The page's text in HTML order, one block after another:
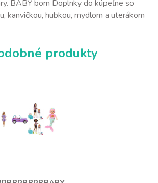
BABY born Doplnky do kúpeľne so
kanvičkou, hubkou, mydlom a uterákom
produkty